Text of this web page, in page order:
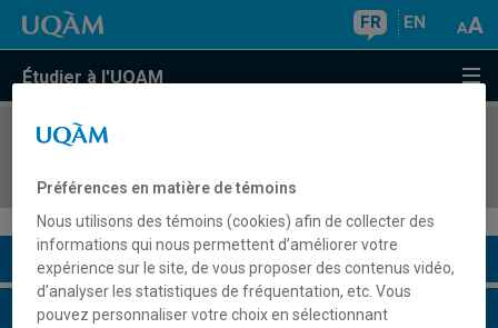
FR EN
Étudier à l'UQAM
COURS//
Description du cours
Horaire - Été 2026
Préférences en matière de témoins
Nous utilisons des témoins (cookies) afin de collecter des
informations qui nous permettent d’améliorer votre
expérience sur le site, de vous proposer des contenus vidéo,
d’analyser les statistiques de fréquentation, etc. Vous
pouvez personnaliser votre choix en sélectionnant